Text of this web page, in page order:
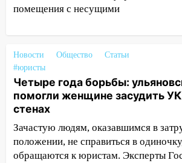
12:28 Миллион на
проездными
12:10
120 тысяч долга
11:49
опасность» на территории
области
11:30 Кабмин РФ разрешил
помещения с несущими
Новости Общество
Статьи
#юристы
Четыре года борьбы:
помогли женщине засудить УК
стенах
Зачастую людям, оказавшимся в
положении, не справиться в
обращаются к юристам. Эксперты